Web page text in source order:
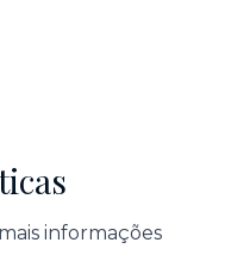
informações